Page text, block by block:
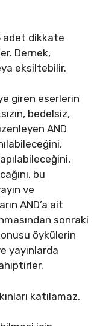
adet dikkate
Dernek,
eksiltebilir.
giren eserlerin
bedelsiz,
AND
bu
ve
AND’a ait
sonraki
öykülerin
yayınlarda
katılamaz.